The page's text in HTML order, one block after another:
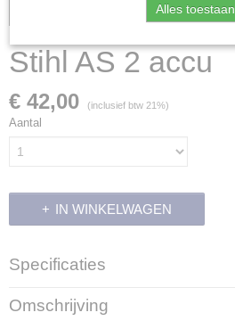
Voorraad: 1
Stihl AS 2 accu
€ 42,00 (inclusief btw 21%)
Aantal
IN WINKELWAGEN
Specificaties
Productcode
8882
Omschrijving
Alles toestaan